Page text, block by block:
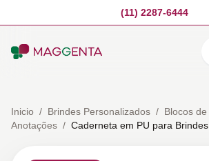
(11) 2287-6444
Inicio / Brindes Personalizados / Blocos de
Anotações / Caderneta em PU para Brindes